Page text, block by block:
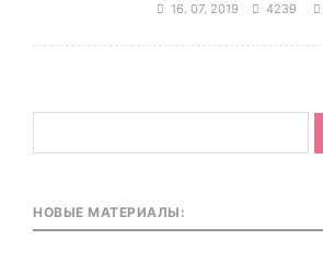
16. 07. 2019 4239
НОВЫЕ МАТЕРИАЛЫ: